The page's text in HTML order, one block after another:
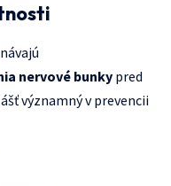
nervové bunkypred
významný v prevencii